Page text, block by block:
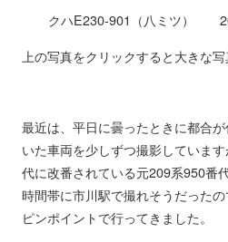
クハE230-901（八ミツ）
上の写真をクリックすると大きな写
最近は、平日に曇ったときに都合
いた車両を少しずつ撮影していま
代に改番されている元209系950番
時間帯に市川駅で撮れそうだった
ピンポイントで行ってきました。